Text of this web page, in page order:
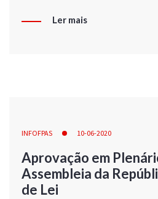
Ler mais
INFOFPAS 10-06-2020
Aprovação em
Assembleia da
de Lei